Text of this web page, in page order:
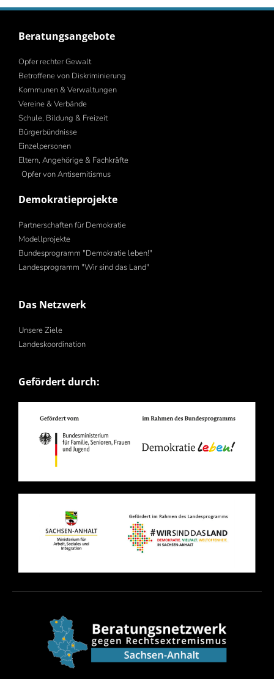
Beratungsangebote
Opfer rechter Gewalt
Betroffene von Diskriminierung
Kommunen & Verwaltungen
Vereine & Verbände
Schule, Bildung & Freizeit
Bürgerbündnisse
Einzelpersonen
Eltern, Angehörige & Fachkräfte
Opfer von Antisemitismus
Demokratieprojekte
Partnerschaften für Demokratie
Modellprojekte
Bundesprogramm "Demokratie leben!"
Landesprogramm "Wir sind das Land"
Das Netzwerk
Unsere Ziele
Landeskoordination
Gefördert durch: